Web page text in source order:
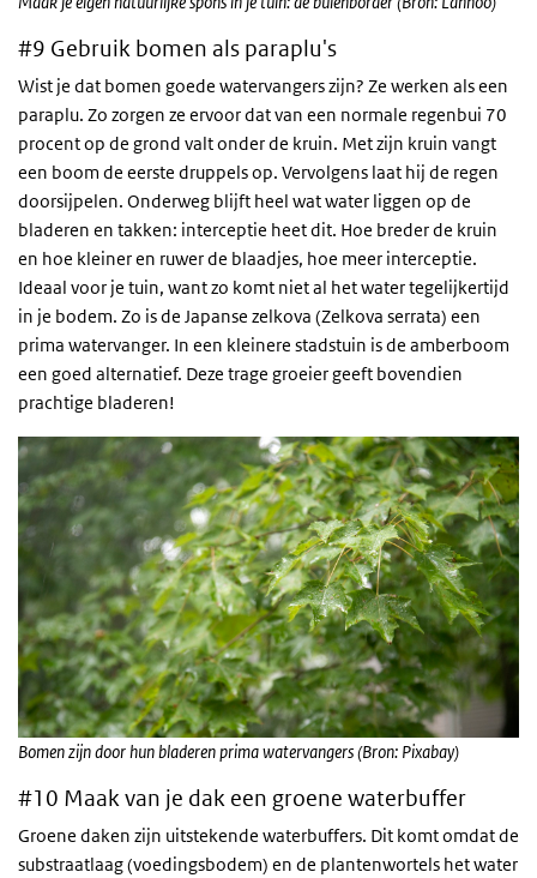
#9 Gebruik bomen als paraplu's
Wist je dat bomen goede watervangers zijn? Ze werken als een
paraplu. Zo zorgen ze ervoor dat van een normale regenbui 70
procent op de grond valt onder de kruin. Met zijn kruin vangt
een boom de eerste druppels op. Vervolgens laat hij de regen
doorsijpelen. Onderweg blijft heel wat water liggen op de
bladeren en takken: interceptie heet dit. Hoe breder de kruin
en hoe kleiner en ruwer de blaadjes, hoe meer interceptie.
Ideaal voor je tuin, want zo komt niet al het water tegelijkertijd
in je bodem. Zo is de Japanse zelkova (Zelkova serrata) een
prima watervanger. In een kleinere stadstuin is de amberboom
een goed alternatief. Deze trage groeier geeft bovendien
prachtige bladeren!
Bomen zijn door hun bladeren prima watervangers (Bron: Pixabay)
#10 Maak van je dak een groene waterbuffer
Groene daken zijn uitstekende waterbuffers. Dit komt omdat de
substraatlaag (voedingsbodem) en de plantenwortels het water